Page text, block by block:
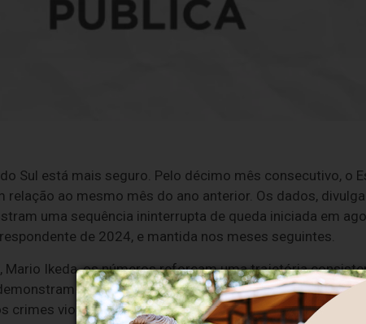
Sul está mais seguro. Pelo décimo mês consecutivo, o
relação ao mesmo mês do ano anterior. Os dados,
uma sequência ininterrupta de queda iniciada em
de 2024, e mantida nos meses seguintes.
Mario Ikeda, os números reforçam uma trajetória
o impacto direto das ações integradas de
crimes violentos letais e dos homicídios confirma que